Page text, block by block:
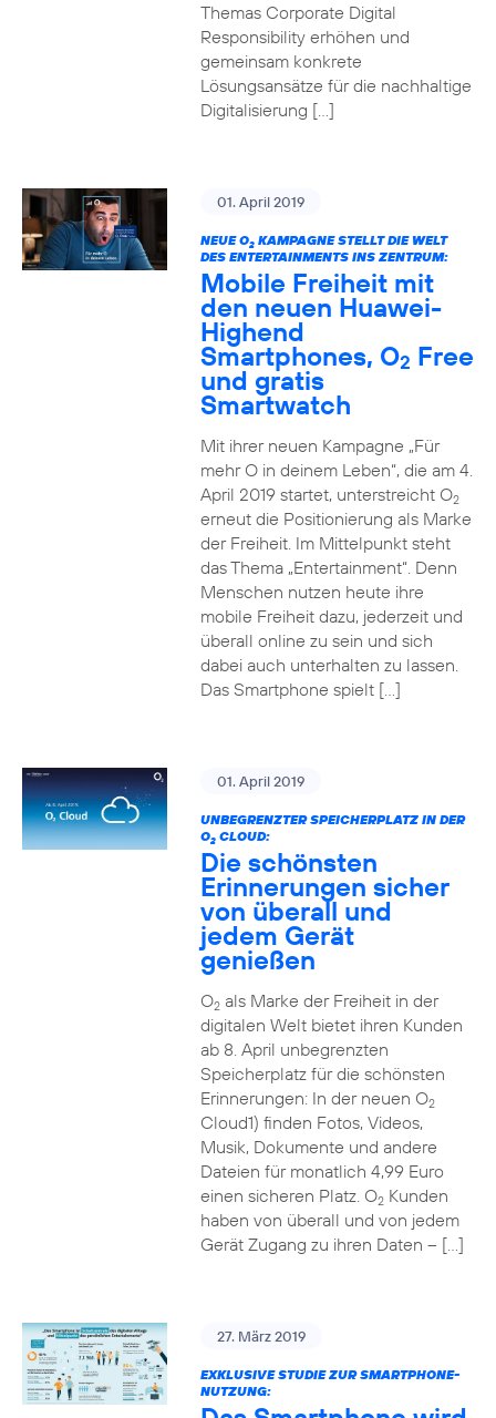
Themas Corporate Digital
Responsibility erhöhen und
gemeinsam konkrete
Lösungsansätze für die nachhaltige
Digitalisierung […]
01. April 2019
NEUE O2KAMPAGNE STELLT DIE WELT
DES ENTERTAINMENTS INS ZENTRUM:
Mobile Freiheit mit
den neuen Huawei-
Highend
Smartphones, O2 Free
und gratis
Smartwatch
Mit ihrer neuen Kampagne „Für
mehr O in deinem Leben“, die am 4.
April 2019 startet, unterstreicht O2
erneut die Positionierung als Marke
der Freiheit. Im Mittelpunkt steht
das Thema „Entertainment“. Denn
Menschen nutzen heute ihre
mobile Freiheit dazu, jederzeit und
überall online zu sein und sich
dabei auch unterhalten zu lassen.
Das Smartphone spielt […]
01. April 2019
UNBEGRENZTER SPEICHERPLATZ IN DER
O2CLOUD:
Die schönsten
Erinnerungen sicher
von überall und
jedem Gerät
genießen
O2als Marke der Freiheit in der
digitalen Welt bietet ihren Kunden
ab 8. April unbegrenzten
Speicherplatz für die schönsten
Erinnerungen: In der neuen O2
Cloud1) finden Fotos, Videos,
Musik, Dokumente und andere
Dateien für monatlich 4,99 Euro
einen sicheren Platz. O2Kunden
haben von überall und von jedem
Gerät Zugang zu ihren Daten – […]
27. März 2019
EXKLUSIVE STUDIE ZUR SMARTPHONE-
NUTZUNG: